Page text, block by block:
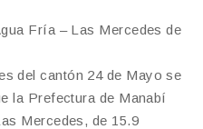
Fría – Las Mercedes de
del cantón 24 de Mayo se
la Prefectura de Manabí
Mercedes, de 15.9